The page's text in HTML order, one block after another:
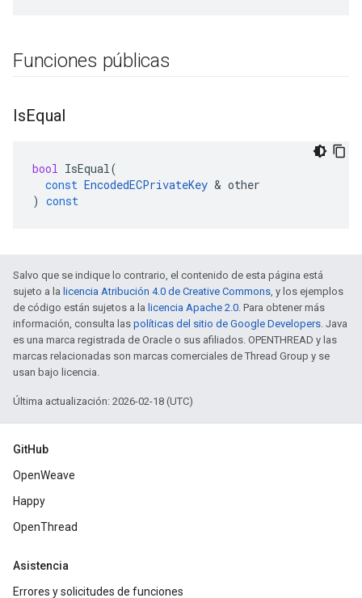
Funciones públicas
IsEqual
bool IsEqual(
const EncodedECPrivateKey & other
) const
Salvo que se indique lo contrario, el contenido de esta página está
sujeto a la licencia Atribución 4.0 de Creative Commons, y los ejemplos
de código están sujetos a la licencia Apache 2.0. Para obtener más
información, consulta las políticas del sitio de Google Developers. Java
es una marca registrada de Oracle o sus afiliados. OPENTHREAD y las
marcas relacionadas son marcas comerciales de Thread Group y se
usan bajo licencia.
Última actualización: 2026-02-18 (UTC)
GitHub
OpenWeave
Happy
OpenThread
Asistencia
Errores y solicitudes de funciones